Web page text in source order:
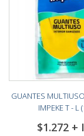
GUANTES
IMPEKE T - L
$1.272